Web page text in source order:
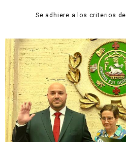
Se adhiere a los criterios de